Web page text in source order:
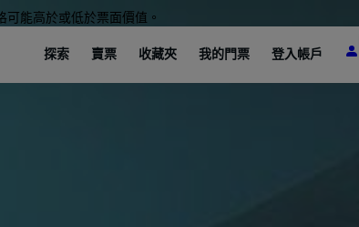
能高於或低於票面價值。
探索 賣票 收藏夾 我的門票 登入帳戶